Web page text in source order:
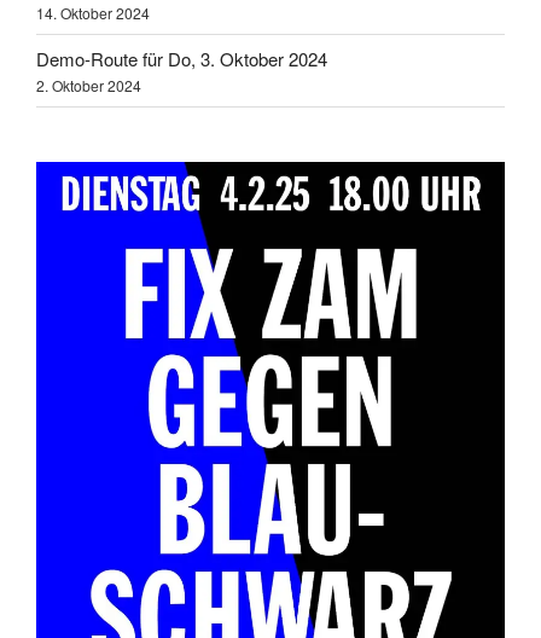
14. Oktober 2024
Demo-Route für Do, 3. Oktober 2024
2. Oktober 2024